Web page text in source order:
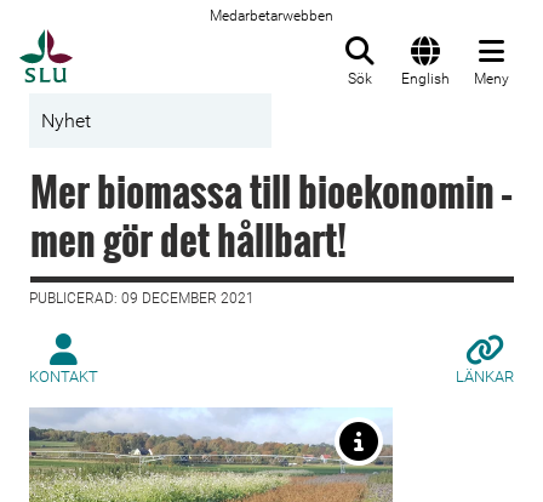
Medarbetarwebben
Sök English Meny
Nyhet
Mer biomassa till bioekonomin –
men gör det hållbart!
PUBLICERAD: 09 DECEMBER 2021
KONTAKT LÄNKAR